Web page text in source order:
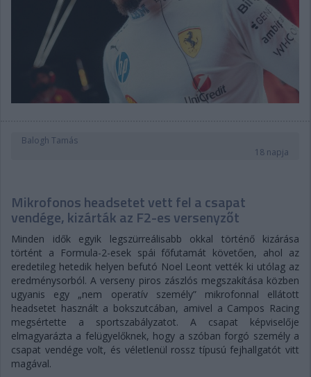
Balogh Tamás
18 napja
Mikrofonos headsetet vett fel a csapat
vendége, kizárták az F2-es versenyzőt
Minden idők egyik legszürreálisabb okkal történő kizárása
történt a Formula-2-esek spái főfutamát követően, ahol az
eredetileg hetedik helyen befutó Noel Leont vették ki utólag az
eredménysorból. A verseny piros zászlós megszakítása közben
ugyanis egy „nem operatív személy” mikrofonnal ellátott
headsetet használt a bokszutcában, amivel a Campos Racing
megsértette a sportszabályzatot. A csapat képviselője
elmagyarázta a felügyelőknek, hogy a szóban forgó személy a
csapat vendége volt, és véletlenül rossz típusú fejhallgatót vitt
magával.